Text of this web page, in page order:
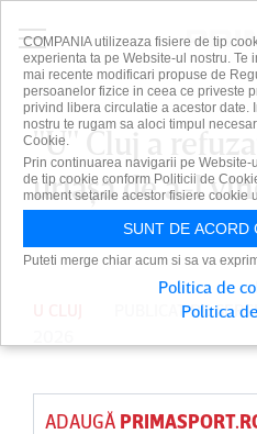
"U" Cluj a
uriaşă de a-l
Radu
PUBLICAT DE
ADAUGĂ
COMPANIA utilizeaza fisiere de tip
experienta ta pe Website-ul nostru.
mai recente modificari propuse de
persoanelor fizice in ceea ce priveste
privind libera circulatie a acestor date.
nostru te rugam sa aloci timpul
Cookie.
Prin continuarea navigarii pe
de tip cookie conform Politicii de
moment setarile acestor fisiere cookie
SUNT DE ACORD
Puteti merge chiar acum si sa va
Politica de
Politica